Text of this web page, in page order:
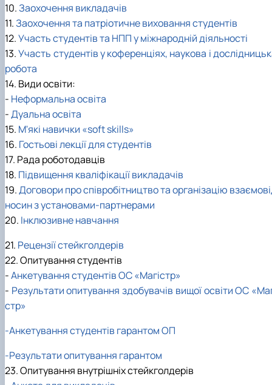
10.Заохочення викладачів
11.Заохочення та патріотичне виховання студентів
12.Участь студентів та НПП у міжнародній діяльності
13.Участь студентів у коференціях, наукова і
робота
14. Види освіти:
- Неформальна освіта
-Дуальна освіта
15. М'які навички «soft skills»
16. Гостьові лекції для студентів
17. Рада роботодавців
18. Підвищення кваліфікації викладачів
19.Договори про співробітництво та організацію
носин з установами-партнерами
20. Інклюзивне навчання
21. Рецензії стейкголдерів
22. Опитування студентів
-Анкетування студентів ОС «Магістр»
- Результати опитування здобувачів вищої освіти ОС
стр»
-Анкетування студентів гарантом ОП
-Результати опитування гарантом
23. Опитування внутрішніх стейкголдерів